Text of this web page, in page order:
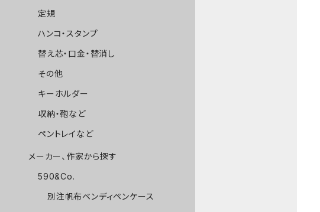
定規
ハンコ・スタンプ
替え芯・口金・替消し
その他
キーホルダー
収納・鞄など
ペントレイなど
メーカー、作家から探す
590&Co.
別注帆布ベンディペンケース